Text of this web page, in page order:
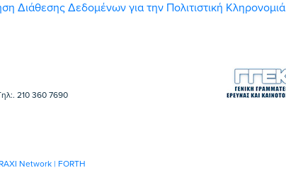
Δεδομένων για την Πολιτιστική Κληρονομιά
210 360 7690
Network | FORTH